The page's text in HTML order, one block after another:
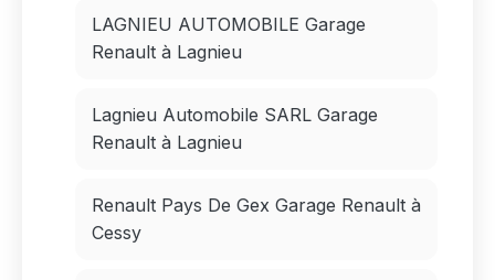
LAGNIEU AUTOMOBILE Garage
Renault à Lagnieu
Lagnieu Automobile SARL Garage
Renault à Lagnieu
Renault Pays De Gex Garage Renault à
Cessy